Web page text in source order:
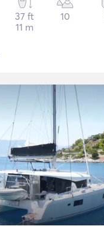
37 ft
11 m
10